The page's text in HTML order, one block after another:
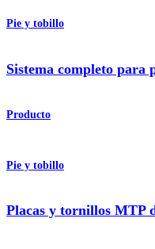
Pie y tobillo
Sistema completo para
Producto
Pie y tobillo
Placas y tornillos MTP